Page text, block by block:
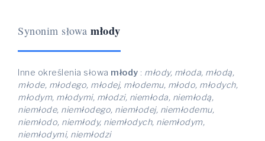
Synonim słowa młody
Inne określenia słowa młody : młody, młoda, młodą,
młode, młodego, młodej, młodemu, młodo, młodych,
młodym, młodymi, młodzi, niemłoda, niemłodą,
niemłode, niemłodego, niemłodej, niemłodemu,
niemłodo, niemłody, niemłodych, niemłodym,
niemłodymi, niemłodzi